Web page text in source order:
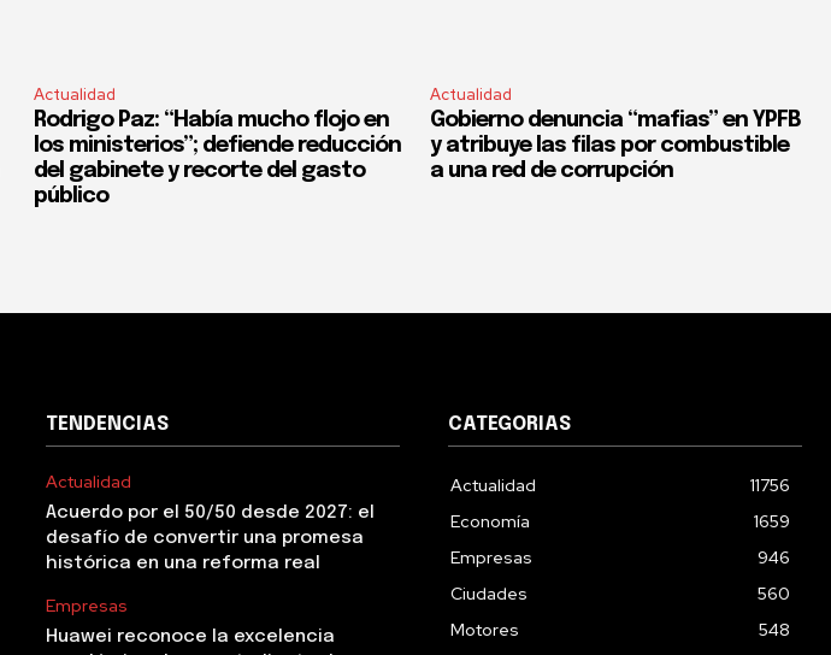
Actualidad
Rodrigo Paz: “Había mucho flojo en
los ministerios”; defiende reducción
del gabinete y recorte del gasto
público
Actualidad
Gobierno denuncia “mafias” en YPFB
y atribuye las filas por combustible
a una red de corrupción
TENDENCIAS
Actualidad
Acuerdo por el 50/50 desde 2027: el
desafío de convertir una promesa
histórica en una reforma real
Empresas
Huawei reconoce la excelencia
CATEGORIAS
Actualidad
11756
Economía
1659
Empresas
946
Ciudades
560
Motores
548